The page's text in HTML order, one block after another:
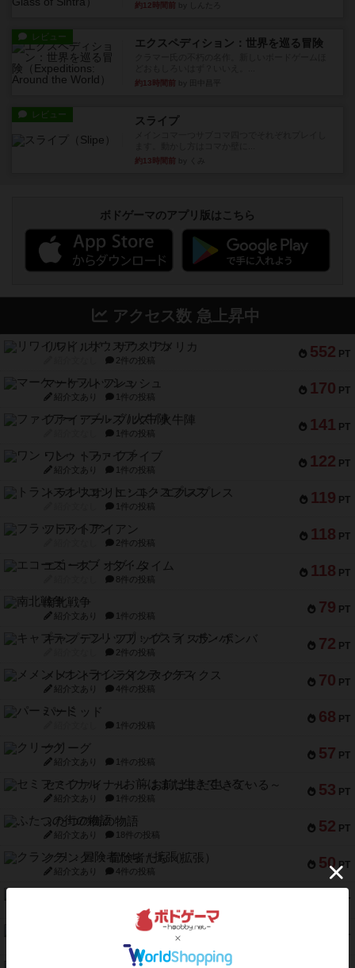
約12時間前
レビュー エクスペディション：世界を巡る冒険
約13時間前
レビュー スライプ
約13時間前
ボドゲーマのアプリ版はこちら
アクセス数 急上昇中
552 PT
リワイルド：サウスアメリカ
2件の投稿
170 PT
マーケットフレッシュ
紹介文あり 1件の投稿
141 PT
ファイアー・ブルズ / 火牛陣
1件の投稿
122 PT
ワン・トゥ・ファイブ
紹介文あり 1件の投稿
119 PT
トランスオリエント・エクスプレス
1件の投稿
118 PT
フラットアイアン
2件の投稿
118 PT
エコーズ・オブ・タイム
8件の投稿
79 PT
南北戦争
紹介文あり 1件の投稿
72 PT
キャプテン・フリップ：イスラ・ボンバ
2件の投稿
70 PT
メメントオンラインタクティクス
紹介文あり 4件の投稿
68 PT
パーミッド
1件の投稿
57 PT
クリーグ
紹介文あり 1件の投稿
53 PT
セミファイナル ～お前はまだ生きている～
紹介文あり 1件の投稿
52 PT
ふたつの街の物語
紹介文あり 18件の投稿
50 PT
クランク! ：冒険者たち（拡張）
紹介文あり 4件の投稿
PT
1件の投稿
PT
スターマイン・ラミー ポケット
2件の投稿